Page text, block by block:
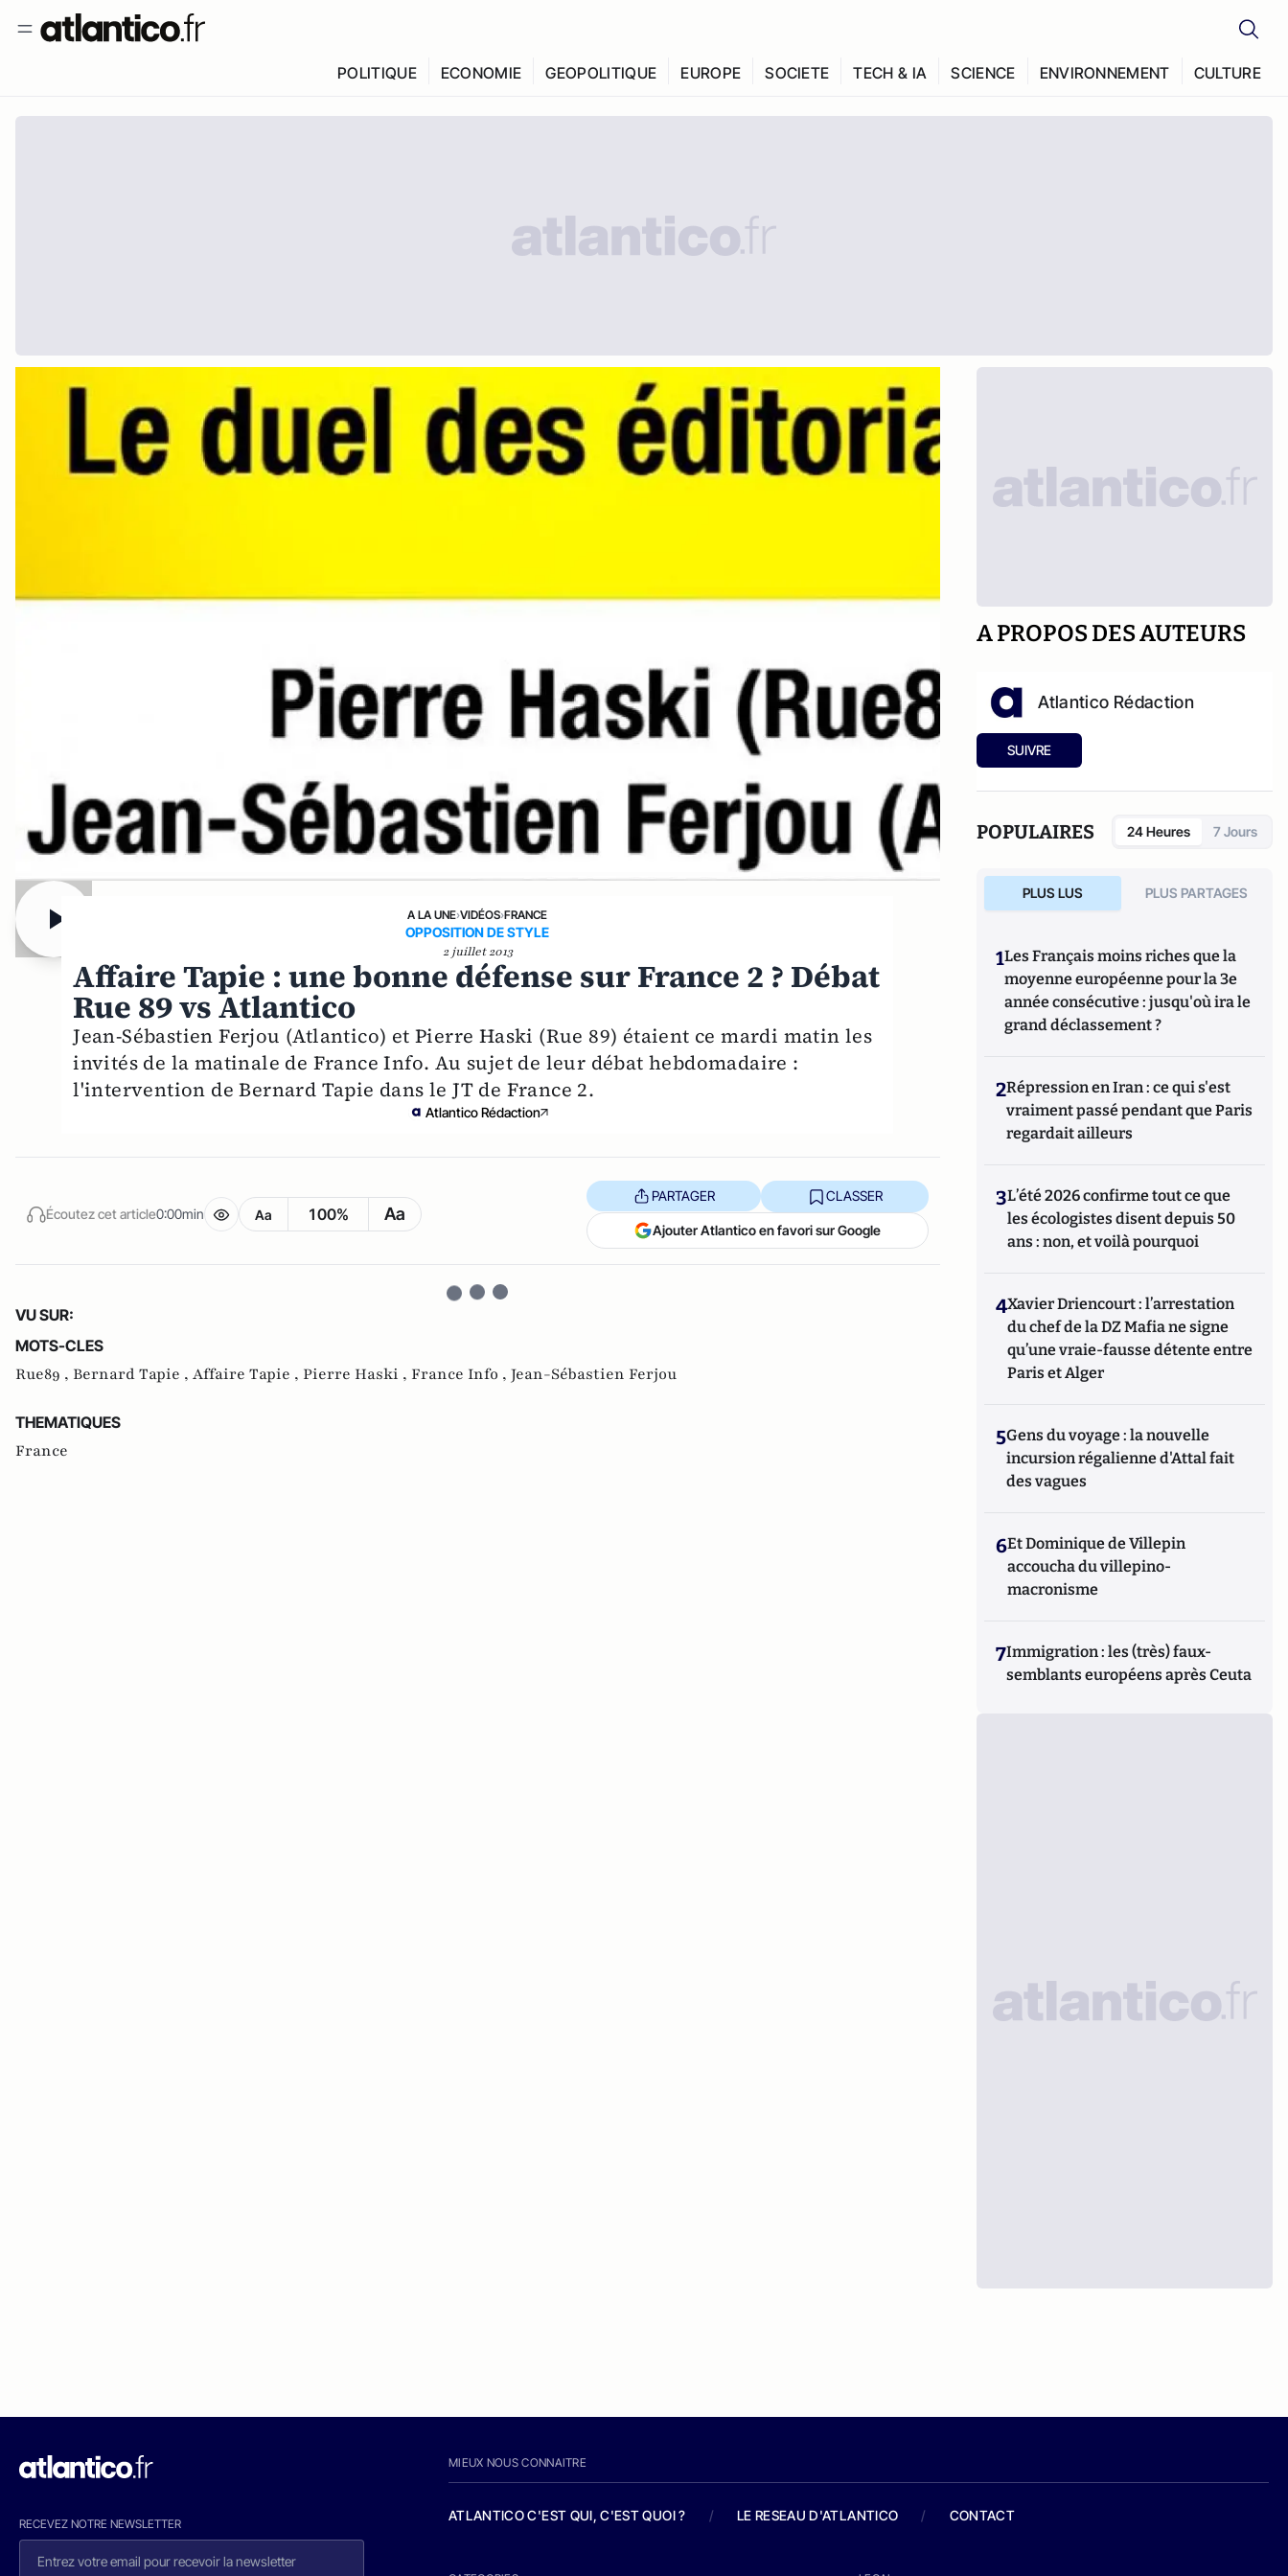
POLITIQUE ECONOMIE GEOPOLITIQUE EUROPE SOCIETE TECH & IA SCIENCE ENVIRONNEMENT CULTURE
A LA UNE›VIDÉOS›FRANCE
OPPOSITION DE STYLE
2 juillet 2013
Affaire Tapie : une bonne défense sur France 2 ? Débat
Rue 89 vs Atlantico
Jean-Sébastien Ferjou (Atlantico) et Pierre Haski (Rue 89) étaient ce mardi matin les
invités de la matinale de France Info. Au sujet de leur débat hebdomadaire :
l'intervention de Bernard Tapie dans le JT de France 2.
Atlantico Rédaction
Écoutez cet article0:00min Aa 100% Aa
PARTAGER CLASSER
Ajouter Atlantico en favori sur Google
VU SUR:
MOTS-CLES
Rue89 , Bernard Tapie , Affaire Tapie , Pierre Haski , France Info , Jean-Sébastien Ferjou
THEMATIQUES
France
A PROPOS DES AUTEURS
Atlantico Rédaction
SUIVRE
POPULAIRES 24 Heures 7 Jours
PLUS LUS PLUS PARTAGES
1Les Français moins riches que la
moyenne européenne pour la 3e
année consécutive : jusqu'où ira le
grand déclassement ?
2Répression en Iran : ce qui s'est
vraiment passé pendant que Paris
regardait ailleurs
3L’été 2026 confirme tout ce que
les écologistes disent depuis 50
ans : non, et voilà pourquoi
4Xavier Driencourt : l’arrestation
du chef de la DZ Mafia ne signe
qu’une vraie-fausse détente entre
Paris et Alger
5Gens du voyage : la nouvelle
incursion régalienne d'Attal fait
des vagues
6Et Dominique de Villepin
accoucha du villepino-
macronisme
7Immigration : les (très) faux-
semblants européens après Ceuta
RECEVEZ NOTRE NEWSLETTER
MIEUX NOUS CONNAITRE
ATLANTICO C'EST QUI, C'EST QUOI ? / LE RESEAU D'ATLANTICO / CONTACT